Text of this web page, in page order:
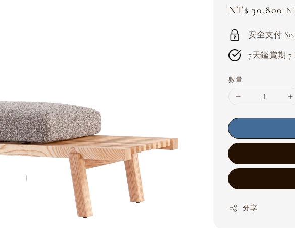
Sale
NT$ 30,800
安全支付
7天鑑賞期 7
數量
分享